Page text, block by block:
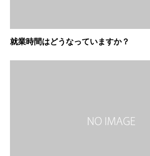
就業時間はどうなっていますか？